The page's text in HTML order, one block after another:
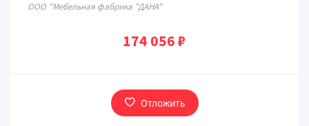
ООО "Мебельная фабрика "ДАНА"
174 056 ₽
Отложить